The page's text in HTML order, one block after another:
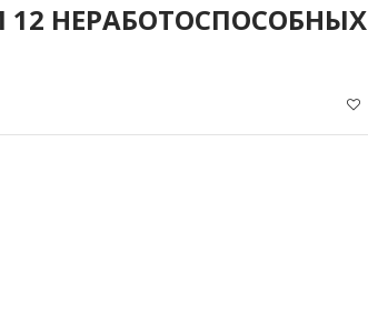
НЕРАБОТОСПОСОБНЫХ